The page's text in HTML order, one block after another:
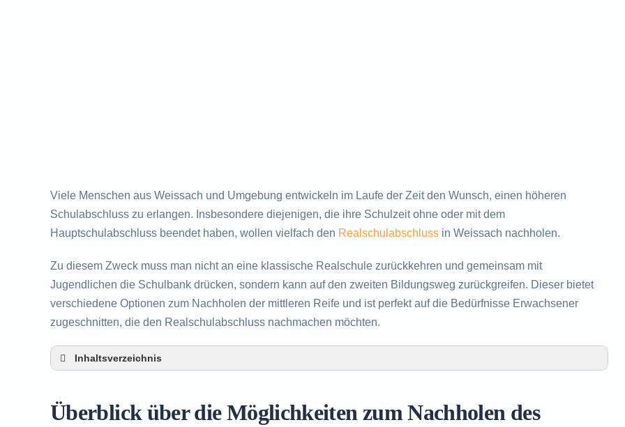
Viele Menschen aus Weissach und Umgebung entwickeln im Laufe der Zeit den Wunsch, einen höheren
Schulabschluss zu erlangen. Insbesondere diejenigen, die ihre Schulzeit ohne oder mit dem
Hauptschulabschluss beendet haben, wollen vielfach den Realschulabschluss in Weissach nachholen.
Zu diesem Zweck muss man nicht an eine klassische Realschule zurückkehren und gemeinsam mit
Jugendlichen die Schulbank drücken, sondern kann auf den zweiten Bildungsweg zurückgreifen. Dieser bietet
verschiedene Optionen zum Nachholen der mittleren Reife und ist perfekt auf die Bedürfnisse Erwachsener
zugeschnitten, die den Realschulabschluss nachmachen möchten.
Inhaltsverzeichnis
Beratung in Weissach rund um das Nachholen des Realschulabschlusses
Überblick über die Möglichkeiten zum Nachholen des